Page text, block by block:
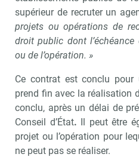
supérieur de recruter un
projets ou opérations de
droit public dont
ou de l’opération. »
Ce contrat est conclu pour
prend fin avec la réalisation
conclu, après un délai de
Conseil d’État. Il peut être
projet ou l’opération pour
ne peut pas se réaliser.